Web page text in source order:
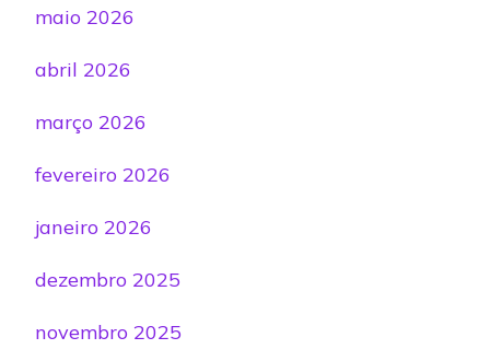
maio 2026
abril 2026
março 2026
fevereiro 2026
janeiro 2026
dezembro 2025
novembro 2025